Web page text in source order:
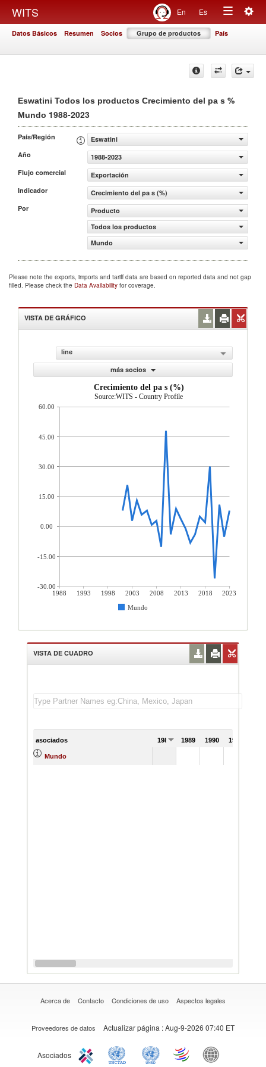
WITS En Es
Toggle
Datos Básicos Resumen Socios Grupo de productos País
Eswatini Todos los productos Crecimiento del pa s %
Mundo 1988-2023
País/Región
Eswatini
Año
1988-2023
Flujo comercial
Exportación
Indicador
Crecimiento del pa s (%)
Por
Producto
Todos los productos
Mundo
Please note the exports, imports and tariff data are based on reported data and not gap
filled. Please check the Data Availability for coverage.
VISTA DE GRÁFICO
line
más socios
Crecimiento del pa s (%)
Source:WITS - Country Profile
1988 1993 1998 2003 2008 2013 2018
2023
Mundo
60.00
45.00
30.00
15.00
0.00
-15.00
-30.00
VISTA DE CUADRO
asociados 1988 1989 1990 1991
Mundo
Acerca de Contacto Condiciones de uso Aspectos legales
Proveedores de datos Actualizar página : Aug-9-2026 07:40 ET
Asociados